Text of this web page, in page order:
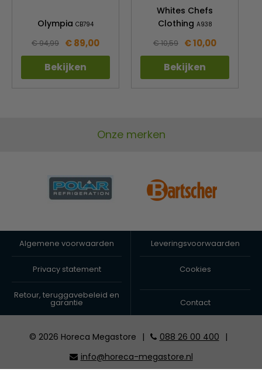
Olympia CB794
€ 94,99 € 89,00
Bekijken
Whites Chefs
Clothing A938
€ 10,59 € 10,00
Bekijken
Onze merken
Algemene voorwaarden Leveringsvoorwaarden
Privacy statement Cookies
Retour, teruggavebeleid en
garantie Contact
© 2026 Horeca Megastore | 088 26 00 400
|
info@horeca-megastore.nl